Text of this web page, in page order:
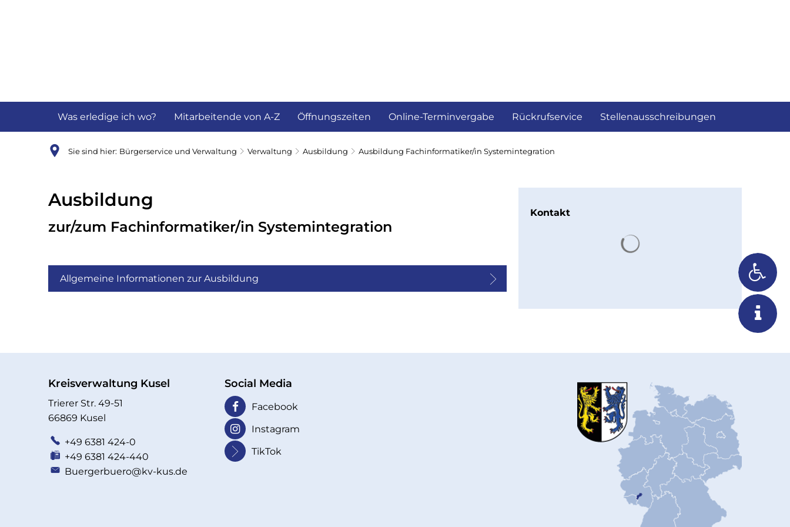
Was erledige ich wo? Mitarbeitende von A-Z Öffnungszeiten Online-Terminvergabe Rückrufservice Stellenausschreibungen
Sie sind hier: Bürgerservice und Verwaltung Verwaltung Ausbildung Ausbildung Fachinformatiker/in Systemintegration
Ausbildung
Fachinformatiker/in
Ausbildung
zur/zum Fachinformatiker/in Systemintegration
Allgemeine Informationen zur Ausbildung
Kontakt
Kreisverwaltung Kusel
Trierer Str. 49-51
66869 Kusel
+49 6381 424-0
+49 6381 424-440
Buergerbuero@kv-kus.de
Social Media
Facebook
Instagram
TikTok